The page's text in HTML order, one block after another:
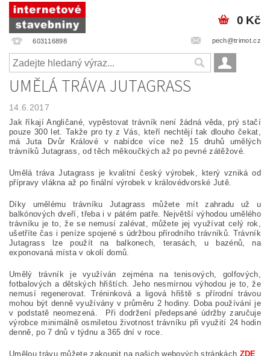
603116898 pech@trimot.cz
0 Kč
UMĚLÁ TRÁVA JUTAGRASS
14.6.2017
Jak říkají Angličané, vypěstovat trávník není žádná věda, prý stačí
pouze 300 let. Takže pro ty z Vás, kteří nechtějí tak dlouho čekat,
má Juta Dvůr Králové v nabídce více než 15 druhů umělých
trávníků Jutagrass, od těch měkoučkých až po pevné zátěžové.
Umělá tráva Jutagrass je kvalitní český výrobek, který vzniká od
přípravy vlákna až po finální výrobek v královédvorské Jutě.
Díky umělému trávníku Jutagrass můžete mít zahradu už u
balkónových dveří, třeba i v pátém patře. Největší výhodou umělého
trávníku je to, že se nemusí zalévat, můžete jej využívat celý rok,
ušetříte čas i peníze spojené s údržbou přírodního trávníků. Trávník
Jutagrass lze použít na balkonech, terasách, u bazénů, na
exponovaná místa v okolí domů.
Umělý trávník je využíván zejména na tenisových, golfových,
fotbalových a dětských hřištích. Jeho nesmírnou výhodou je to, že
nemusí regenerovat. Tréninková a ligová hřiště s přírodní trávou
mohou být denně využívány v průměru 2 hodiny. Doba používání je
v podstatě neomezená. Při dodržení předepsané údržby zaručuje
výrobce minimálně osmiletou životnost trávníku při využití 24 hodin
denně, po 7 dnů v týdnu a 365 dní v roce.
Umělou trávu můžete zakoupit na našich webových stránkách ZDE